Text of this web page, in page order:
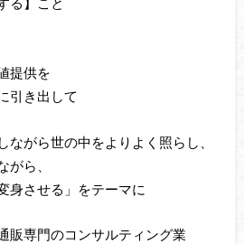
提供を
引き出して
ながら世の中をよりよく照らし、
がら、
身させる」をテーマに
販専門のコンサルティング業